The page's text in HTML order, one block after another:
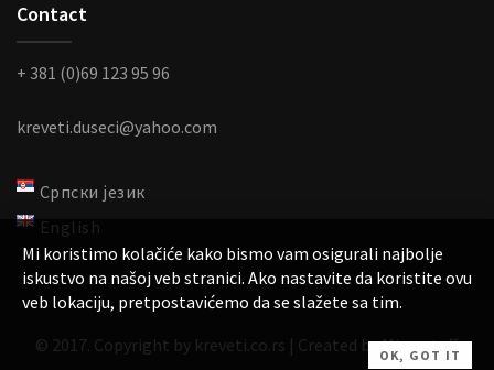
Contact
+ 381 (0)69 123 95 96
kreveti.duseci@yahoo.com
Српски језик
English
© 2017. Copyright by kreveti.co.rs | Created by Microstuff.
Mi koristimo kolačiće kako bismo vam osigurali najbolje
iskustvo na našoj veb stranici. Ako nastavite da koristite ovu
veb lokaciju, pretpostavićemo da se slažete sa tim.
OK, GOT IT